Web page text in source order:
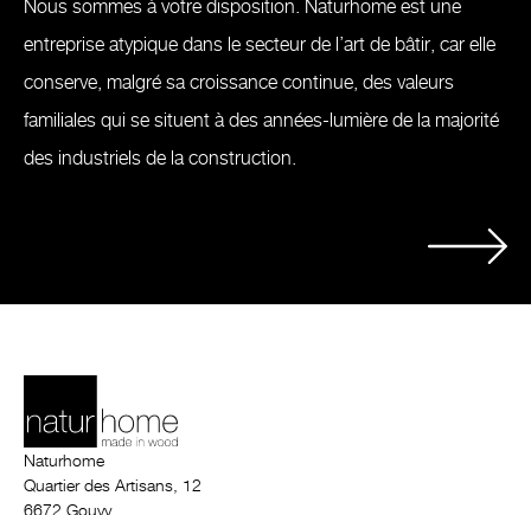
Nous sommes à votre disposition. Naturhome est une
entreprise atypique dans le secteur de l’art de bâtir, car elle
conserve, malgré sa croissance continue, des valeurs
familiales qui se situent à des années-lumière de la majorité
des industriels de la construction.
Naturhome
Quartier des Artisans, 12